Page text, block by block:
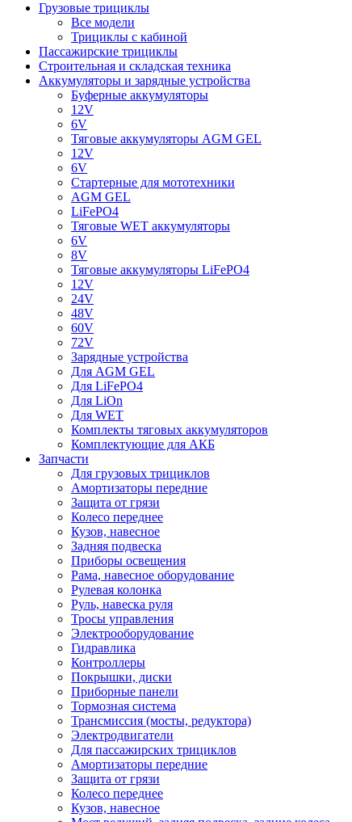
Грузовые трициклы
Все модели
Трициклы с кабиной
Пассажирские трициклы
Строительная и складская техника
Аккумуляторы и зарядные устройства
Буферные аккумуляторы
12V
6V
Тяговые аккумуляторы AGM GEL
12V
6V
Стартерные для мототехники
AGM GEL
LiFePO4
Тяговые WET аккумуляторы
6V
8V
Тяговые аккумуляторы LiFePO4
12V
24V
48V
60V
72V
Зарядные устройства
Для AGM GEL
Для LiFePO4
Для LiOn
Для WET
Комплекты тяговых аккумуляторов
Комплектующие для АКБ
Запчасти
Для грузовых трициклов
Амортизаторы передние
Защита от грязи
Колесо переднее
Кузов, навесное
Задняя подвеска
Приборы освещения
Рама, навесное оборудование
Рулевая колонка
Руль, навеска руля
Тросы управления
Электрооборудование
Гидравлика
Контроллеры
Покрышки, диски
Приборные панели
Тормозная система
Трансмиссия (мосты, редуктора)
Электродвигатели
Для пассажирских трициклов
Амортизаторы передние
Защита от грязи
Колесо переднее
Кузов, навесное